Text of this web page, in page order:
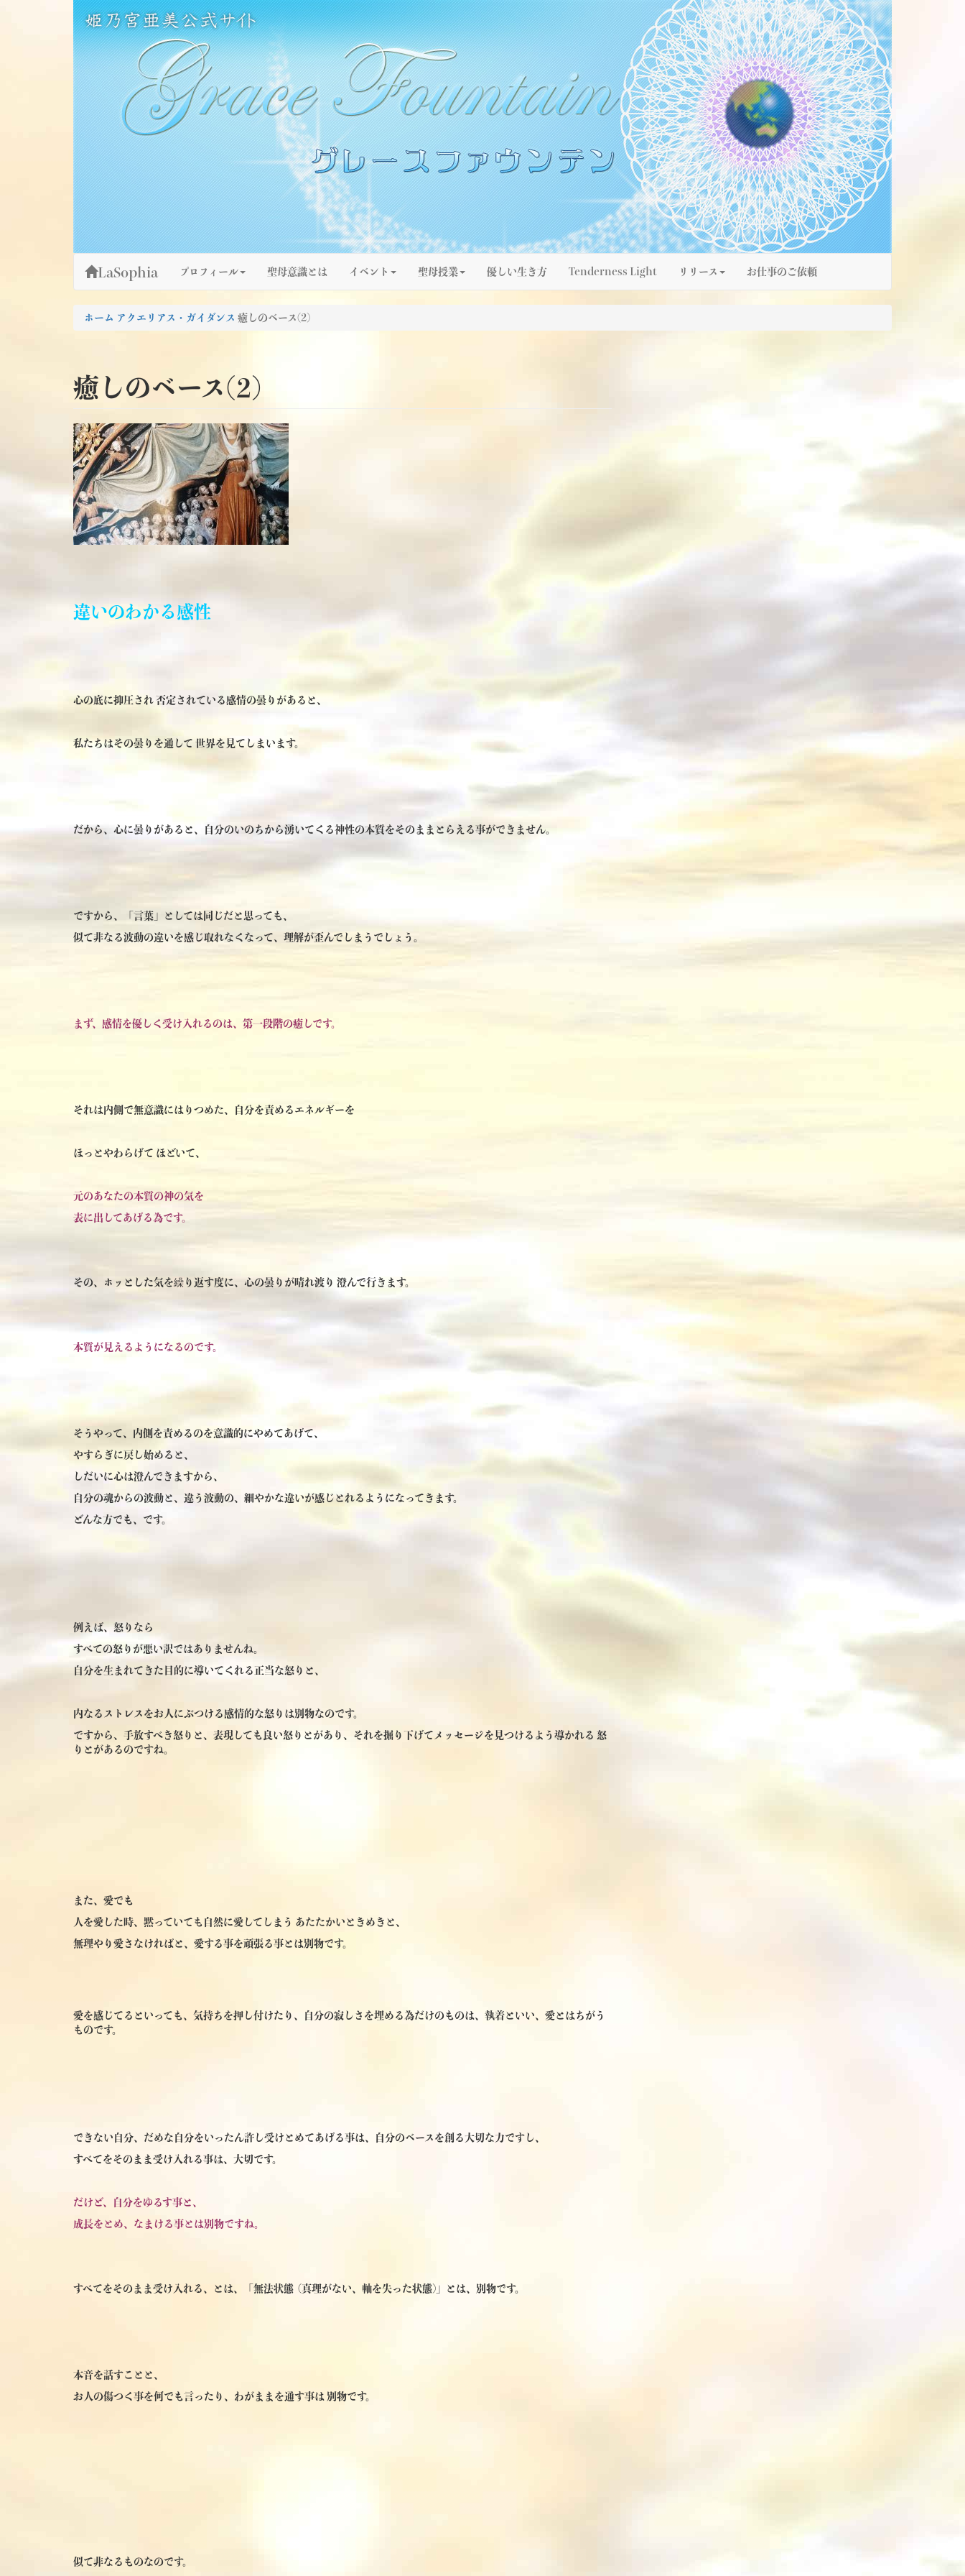
姫乃宮亜美公式サイト～Grace Fountain～
グレースファウンテン
LaSophia プロフィール 聖母意識とは イベント 聖母授業 優しい生き方 Tenderness Light リリース お仕事のご依頼
ホーム アクエリアス・ガイダンス 癒しのベース(2)
癒しのベース(2)
違いのわかる感性
心の底に抑圧され 否定されている感情の曇りがあると、
私たちはその曇りを通して 世界を見てしまいます。
だから、心に曇りがあると、自分のいのちから湧いてくる神性の本質をそのままとらえる事ができません。
ですから、「言葉」としては同じだと思っても、
似て非なる波動の違いを感じ取れなくなって、理解が歪んでしまうでしょう。
まず、感情を優しく受け入れるのは、第一段階の癒しです。
それは内側で無意識にはりつめた、自分を責めるエネルギーを
ほっとやわらげて ほどいて、
元のあなたの本質の神の気を
表に出してあげる為です。
その、ホッとした気を繰り返す度に、心の曇りが晴れ渡り 澄んで行きます。
本質が見えるようになるのです。
そうやって、内側を責めるのを意識的にやめてあげて、
やすらぎに戻し始めると、
しだいに心は澄んできますから、
自分の魂からの波動と、違う波動の、細やかな違いが感じとれるようになってきます。
どんな方でも、です。
例えば、怒りなら
すべての怒りが悪い訳ではありませんね。
自分を生まれてきた目的に導いてくれる正当な怒りと、
内なるストレスをお人にぶつける感情的な怒りは別物なのです。
ですから、手放すべき怒りと、表現しても良い怒りとがあり、それを掘り下げてメッセージを見つけるよう導かれる 怒
りとがあるのですね。
また、愛でも
人を愛した時、黙っていても自然に愛してしまう あたたかいときめきと、
無理やり愛さなければと、愛する事を頑張る事とは別物です。
愛を感じてるといっても、気持ちを押し付けたり、自分の寂しさを埋める為だけのものは、執着といい、愛とはちがう
ものです。
できない自分、だめな自分をいったん許し受けとめてあげる事は、自分のベースを創る大切な力ですし、
すべてをそのまま受け入れる事は、大切です。
だけど、自分をゆるす事と、
成長をとめ、なまける事とは別物ですね。
すべてをそのまま受け入れる、とは、「無法状態 (真理がない、軸を失った状態)」とは、別物です。
本音を話すことと、
お人の傷つく事を何でも言ったり、わがままを通す事は 別物です。
似て非なるものなのです。